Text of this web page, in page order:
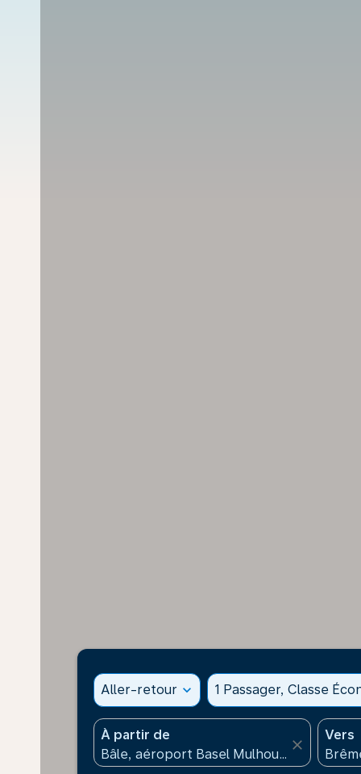
Aller-retour expand_more 1 Passager, Classe
À partir de
close
Vers